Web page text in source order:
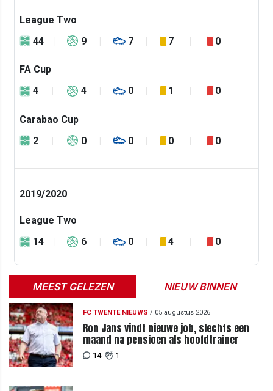
League Two
44
9 7 7 0
FA Cup
4
4 0 1 0
Carabao Cup
2
0 0 0 0
2019/2020
League Two
14
6 0 4 0
MEEST GELEZEN NIEUW BINNEN
FC TWENTE NIEUWS / 05 augustus 2026
Ron Jans vindt nieuwe job, slechts een
maand na pensioen als hoofdtrainer
14 1